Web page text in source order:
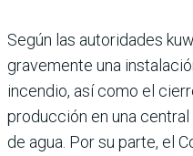
Según las autoridades
gravemente una
incendio, así como el
producción en una
de agua. Por su parte, el